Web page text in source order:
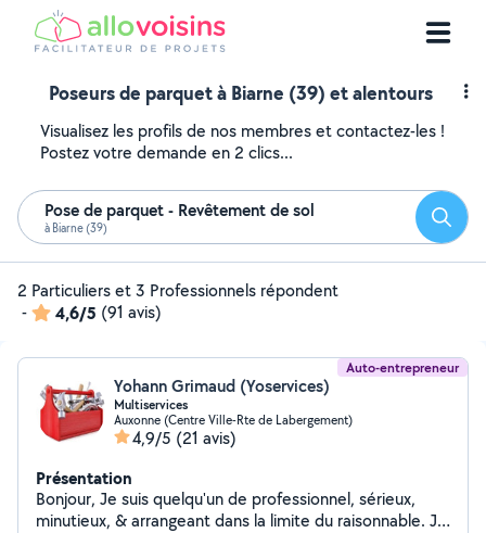
Poseurs de parquet à Biarne (39) et alentours
Visualisez les profils de nos membres et contactez-les !
Postez votre demande en 2 clics...
Pose de parquet - Revêtement de sol
à Biarne (39)
2 Particuliers et 3 Professionnels répondent
-
4,6/5 (91 avis)
Auto-entrepreneur
Yohann Grimaud (Yoservices)
Multiservices
Auxonne (Centre Ville-Rte de Labergement)
4,9/5 (21 avis)
Présentation
Bonjour, Je suis quelqu'un de professionnel, sérieux,
minutieux, & arrangeant dans la limite du raisonnable. Je